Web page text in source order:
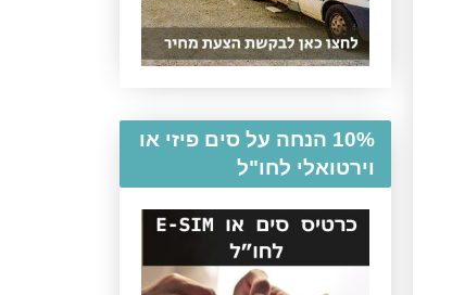
10% הנחה על סים פיזי או
וירטואלי לחו"ל